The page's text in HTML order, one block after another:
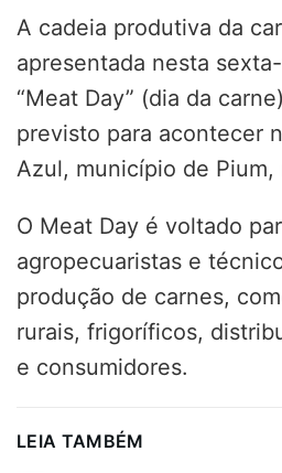
A cadeia produtiva da
apresentada nesta
“Meat Day” (dia da
previsto para acontecer
Azul, município de Pium,
O Meat Day é voltado
agropecuaristas e
produção de carnes,
rurais, frigoríficos,
e consumidores.
LEIA TAMBÉM